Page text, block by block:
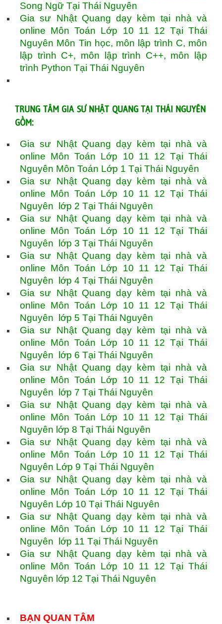
Song Ngữ Tại Thái Nguyên
Gia sư Nhật Quang dạy kèm tại nhà và
online Môn Toán Lớp 10 11 12 Tại Thái
Nguyên Môn Tin học, môn lập trình C, môn
lập trình C+, môn lập trình C++, môn lập
trình Python Tại Thái Nguyên
TRUNG TÂM GIA SƯ NHẬT QUANG TẠI THÁI NGUYÊN
GỒM:
Gia sư Nhật Quang dạy kèm tại nhà và
online Môn Toán Lớp 10 11 12 Tại Thái
Nguyên Môn Toán Lớp 1 Tại Thái Nguyên
Gia sư Nhật Quang dạy kèm tại nhà và
online Môn Toán Lớp 10 11 12 Tại Thái
Nguyên lớp 2 Tại Thái Nguyên
Gia sư Nhật Quang dạy kèm tại nhà và
online Môn Toán Lớp 10 11 12 Tại Thái
Nguyên lớp 3 Tại Thái Nguyên
Gia sư Nhật Quang dạy kèm tại nhà và
online Môn Toán Lớp 10 11 12 Tại Thái
Nguyên lớp 4 Tại Thái Nguyên
Gia sư Nhật Quang dạy kèm tại nhà và
online Môn Toán Lớp 10 11 12 Tại Thái
Nguyên lớp 5 Tại Thái Nguyên
Gia sư Nhật Quang dạy kèm tại nhà và
online Môn Toán Lớp 10 11 12 Tại Thái
Nguyên lớp 6 Tại Thái Nguyên
Gia sư Nhật Quang dạy kèm tại nhà và
online Môn Toán Lớp 10 11 12 Tại Thái
Nguyên lớp 7 Tại Thái Nguyên
Gia sư Nhật Quang dạy kèm tại nhà và
online Môn Toán Lớp 10 11 12 Tại Thái
Nguyên lớp 8 Tại Thái Nguyên
Gia sư Nhật Quang dạy kèm tại nhà và
online Môn Toán Lớp 10 11 12 Tại Thái
Nguyên Lớp 9 Tại Thái Nguyên
Gia sư Nhật Quang dạy kèm tại nhà và
online Môn Toán Lớp 10 11 12 Tại Thái
Nguyên Lớp 10 Tại Thái Nguyên
Gia sư Nhật Quang dạy kèm tại nhà và
online Môn Toán Lớp 10 11 12 Tại Thái
Nguyên lớp 11 Tại Thái Nguyên
Gia sư Nhật Quang dạy kèm tại nhà và
online Môn Toán Lớp 10 11 12 Tại Thái
Nguyên lớp 12 Tại Thái Nguyên
BẠN QUAN TÂM